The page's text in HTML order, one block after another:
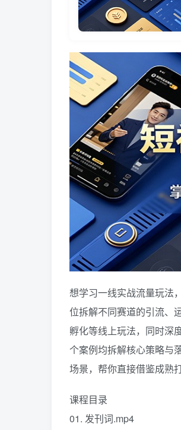
想学习一线实战流量玩法
位拆解不同赛道的引流、
孵化等线上玩法，同时深
个案例均拆解核心策略与
场景，帮你直接借鉴成熟
课程目录
01. 发刊词.mp4